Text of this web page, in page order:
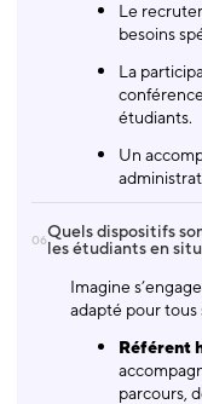
Le
besoins
La
étudiants.
Un
06Quels dispositifs
les étudiants en
Imagine
adapté pour tous
Référent
parcours,